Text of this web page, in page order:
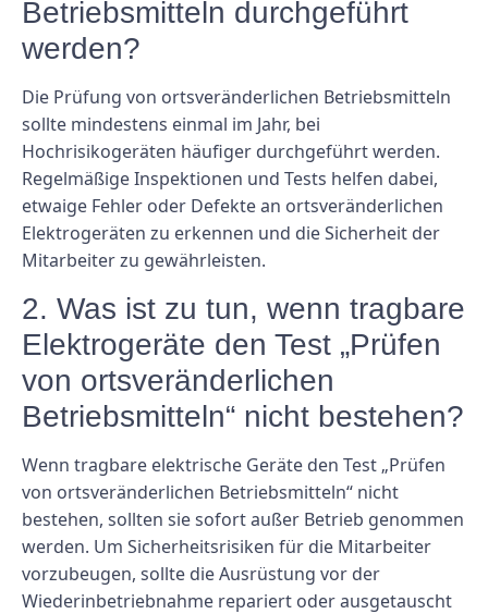
Betriebsmitteln durchgeführt
werden?
Die Prüfung von ortsveränderlichen Betriebsmitteln
sollte mindestens einmal im Jahr, bei
Hochrisikogeräten häufiger durchgeführt werden.
Regelmäßige Inspektionen und Tests helfen dabei,
etwaige Fehler oder Defekte an ortsveränderlichen
Elektrogeräten zu erkennen und die Sicherheit der
Mitarbeiter zu gewährleisten.
2. Was ist zu tun, wenn tragbare
Elektrogeräte den Test „Prüfen
von ortsveränderlichen
Betriebsmitteln“ nicht bestehen?
Wenn tragbare elektrische Geräte den Test „Prüfen
von ortsveränderlichen Betriebsmitteln“ nicht
bestehen, sollten sie sofort außer Betrieb genommen
werden. Um Sicherheitsrisiken für die Mitarbeiter
vorzubeugen, sollte die Ausrüstung vor der
Wiederinbetriebnahme repariert oder ausgetauscht